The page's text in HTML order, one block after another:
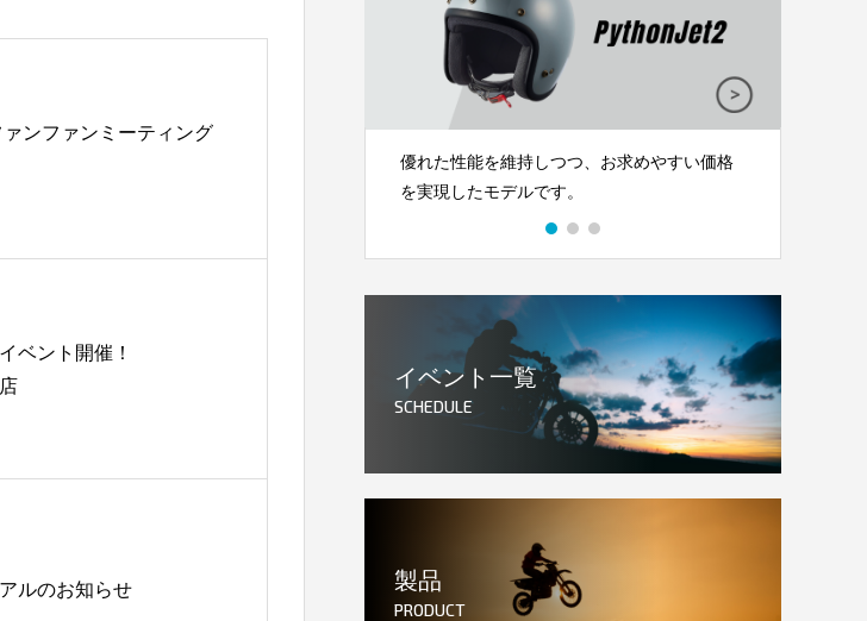
ジェット
OFF-ROAD
ンファンミーティング
ベント開催！
ルのお知らせ
優れた性能を維持しつつ、お求めやすい価格
を実現したモデルです。
イベント一覧
SCHEDULE
製品
PRODUCT